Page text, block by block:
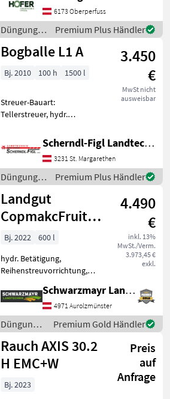
Gelenkwelle -Kat 2
Aufnahme -mech.
Schieberbetätigung
Düngung und Beregnun
6173 Oberperfuss
Düngung
und
Beregnung
Premium Plus Händler
Bogballe L1 A
3.450
€
MwSt nicht
ausweisbar
Bj. 2010 100 h 1500 l
Streuer-Bauart:
Tellerstreuer, hydr.
Grenzstreueinrichtung
Düngung und Beregnung
Mineraldüngerstreuer/Wiegestreuer
Scherndl-Figl Landtechnik
3231 St. Margarethen
Düngung
und
Beregnung
/ Bogballe
Premium Plus Händler
Landgut
CopmakcFruit
SP52 INOX 600
Liter
4.490
€
inkl. 13%
MwSt./Verm.
3.973,45 €
exkl.
Bj. 2022
600 l
hydr. Betätigung,
Reihenstreuvorrichtung,
Zweischeibenstreuer
Obstbau - mit 600 Liter V2A-
Edelstahlbehälter - mit 3-
Rohrrahmen
pulverbeschicht
Schwarzmayr Landtechnik GmbH - Aurolzmünster
4971 Aurolzmünster
Düngung
und
Beregnung
/ Landgut
Premium Gold Händler
Rauch AXIS 30.2
H EMC+W
Preis
auf
Anfrage
Bj. 2023